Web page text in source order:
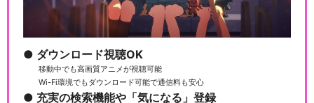
ダウンロード視聴OK
移動中でも高画質アニメが視聴可能
Wi-Fi環境でもダウンロード可能で通信料も安心
充実の検索機能や「気になる」登録